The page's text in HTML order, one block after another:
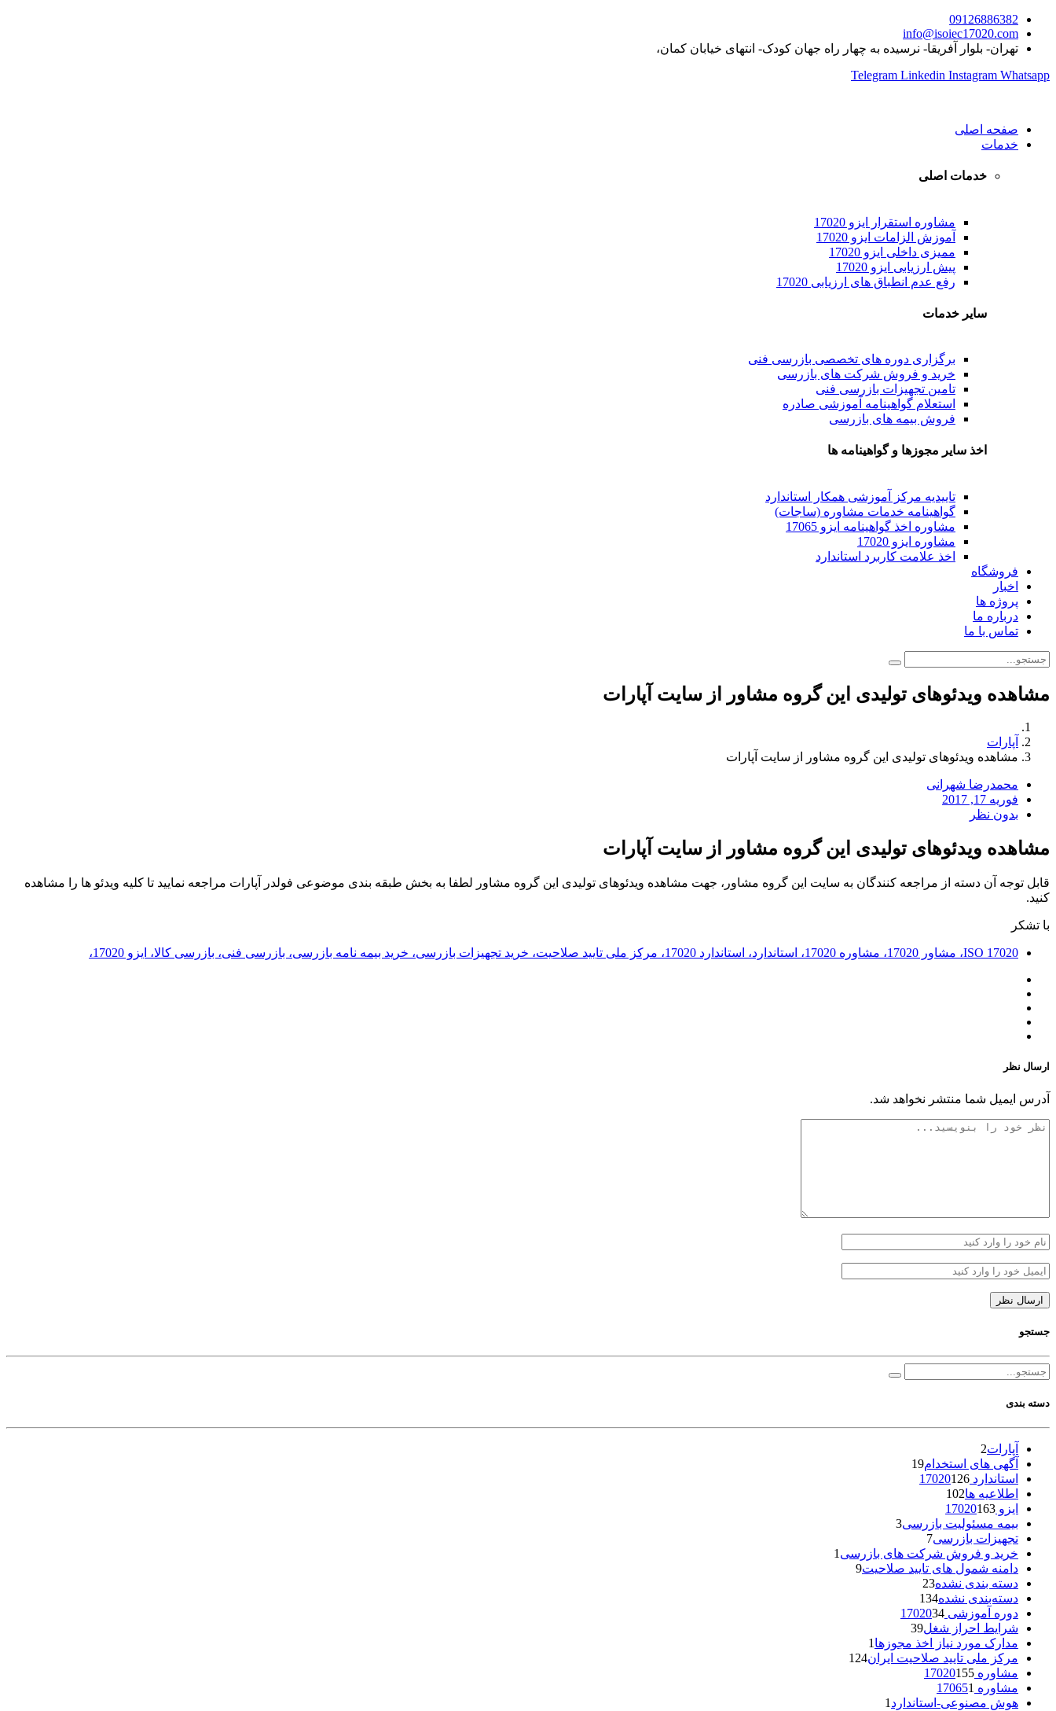
09126886382
info@isoiec17020.com
تهران- بلوار آفریقا- نرسیده به چهار راه جهان کودک- انتهای خیابان کمان،
Telegram Linkedin Instagram Whatsapp
صفحه اصلی
خدمات
خدمات اصلی
مشاوره استقرار ایزو 17020
آموزش الزامات ایزو 17020
ممیزی داخلی ایزو 17020
پیش ارزیابی ایزو 17020
رفع عدم انطباق های ارزیابی 17020
سایر خدمات
برگزاری دوره های تخصصی بازرسی فنی
خرید و فروش شرکت های بازرسی
تامین تجهیزات بازرسی فنی
استعلام گواهینامه آموزشی صادره
فروش بیمه های بازرسی
اخذ سایر مجوزها و گواهینامه ها
تاییدیه مرکز آموزشی همکار استاندارد
گواهینامه خدمات مشاوره (ساجات)
مشاوره اخذ گواهینامه ایزو 17065
مشاوره ایزو 17020
اخذ علامت کاربرد استاندارد
فروشگاه
اخبار
پروژه ها
درباره ما
تماس با ما
مشاهده ویدئوهای تولیدی این گروه مشاور از سایت آپارات
آپارات
مشاهده ویدئوهای تولیدی این گروه مشاور از سایت آپارات
محمدرضا شهرانی
فوریه 17, 2017
بدون نظر
مشاهده ویدئوهای تولیدی این گروه مشاور از سایت آپارات
قابل توجه آن دسته از مراجعه کنندگان به سایت این گروه مشاور، جهت مشاهده ویدئوهای تولیدی این گروه مشاور لطفا به بخش طبقه بندی موضوعی فولدر آپارات مراجعه نمایید تا کلیه ویدئو ها را مشاهده
کنید.
با تشکر
ISO 17020، مشاور 17020، مشاوره 17020، استاندارد، استاندارد 17020، مرکز ملی تایید صلاحیت، خرید تجهیزات بازرسی، خرید بیمه نامه بازرسی، بازرسی فنی، بازرسی کالا، ایزو 17020،
ارسال نظر
آدرس ایمیل شما منتشر نخواهد شد.
جستجو
دسته بندی
آپارات2
آگهی های استخدام19
استاندارد 17020 126
اطلاعیه ها102
ایزو 17020 163
بیمه مسئولیت بازرسی3
تجهیزات بازرسی7
خرید و فروش شرکت های بازرسی 1
دامنه شمول های تایید صلاحیت9
دسته بندی نشده23
دسته‌بندی نشده134
دوره آموزشی 17020 34
شرایط احراز شغل39
مدارک مورد نیاز اخذ مجوزها 1
مرکز ملی تایید صلاحیت ایران124
مشاوره 17020 155
مشاوره 17065 1
هوش مصنوعی-استاندارد 1